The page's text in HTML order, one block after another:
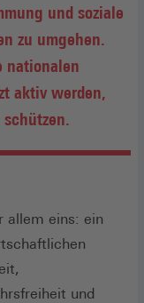
und soziale
zu umgehen.
nationalen
aktiv werden,
schützen.
allem eins: ein
und